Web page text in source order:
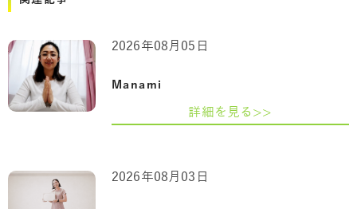
Manami
2026年08月05日
詳細を見る>>
2026年08月03日